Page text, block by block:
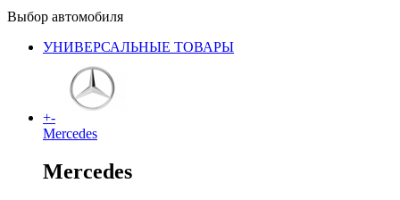
Выбор автомобиля
УНИВЕРСАЛЬНЫЕ ТОВАРЫ
+-
Mercedes
Mercedes